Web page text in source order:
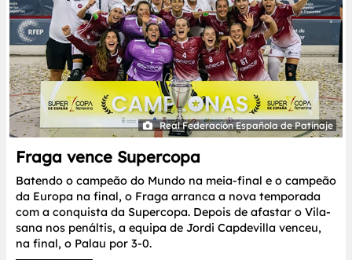
Real Federación Española de Patinaje
Fraga vence Supercopa
Batendo o campeão do Mundo na meia-final e o campeão
da Europa na final, o Fraga arranca a nova temporada
com a conquista da Supercopa. Depois de afastar o Vila-
sana nos penáltis, a equipa de Jordi Capdevilla venceu,
na final, o Palau por 3-0.